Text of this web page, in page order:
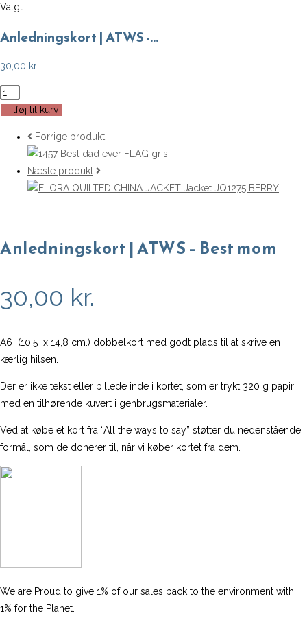
Valgt:
Anledningskort | ATWS -…
30,00 kr.
Anledningskort
Tilføj til kurv
Forrige produkt
Næste produkt
Anledningskort | ATWS – Best mom
30,00 kr.
A6 (10,5 x 14,8 cm.) dobbelkort med godt plads til at skrive en
kærlig hilsen.
Der er ikke tekst eller billede inde i kortet, som er trykt 320 g papir
med en tilhørende kuvert i genbrugsmaterialer.
Ved at købe et kort fra “All the ways to say” støtter du nedenstående
formål, som de donerer til, når vi køber kortet fra dem.
We are Proud to give 1% of our sales back to the environment with
1% for the Planet.